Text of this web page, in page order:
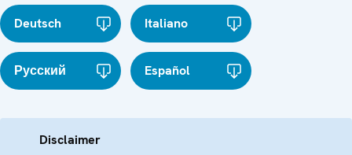
Deutsch Italiano
Русский Español
Disclaimer